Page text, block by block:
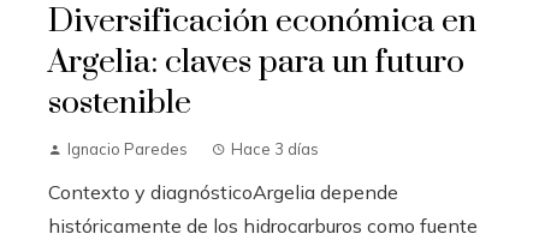
Diversificación económica en
Argelia: claves para un futuro
sostenible
Ignacio Paredes Hace 3 días
Contexto y diagnósticoArgelia depende
históricamente de los hidrocarburos como fuente